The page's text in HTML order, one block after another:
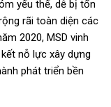
yếu thế, dễ bị tổn
rãi toàn diện các
2020, MSD vinh
nỗ lực xây dựng
phát triển bền